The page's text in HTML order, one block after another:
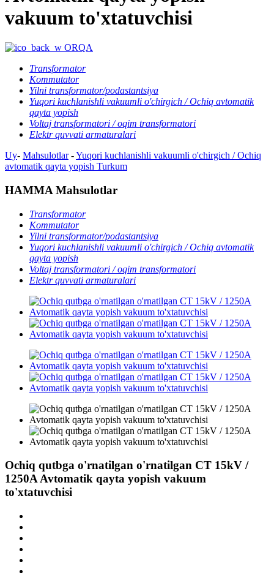
vakuum to'xtatuvchisi
ORQA
Transformator
Kommutator
Yilni transformator/podastantsiya
Yuqori kuchlanishli vakuumli o'chirgich / Ochiq avtomatik
qayta yopish
Voltaj transformatori / oqim transformatori
Elektr quvvati armaturalari
Uy- Mahsulotlar-Yuqori kuchlanishli vakuumli o'chirgich / Ochiq
avtomatik qayta yopish Turkum
HAMMA Mahsulotlar
Transformator
Kommutator
Yilni transformator/podastantsiya
Yuqori kuchlanishli vakuumli o'chirgich / Ochiq avtomatik
qayta yopish
Voltaj transformatori / oqim transformatori
Elektr quvvati armaturalari
Ochiq qutbga o'rnatilgan o'rnatilgan CT 15kV /
1250A Avtomatik qayta yopish vakuum
to'xtatuvchisi